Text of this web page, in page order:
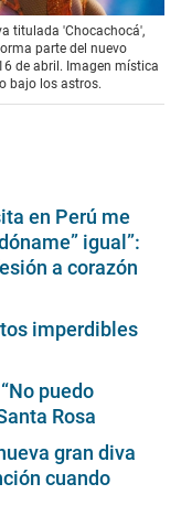
titulada 'Chocachocá',
parte del nuevo
de abril. Imagen mística
bajo los astros.
en Perú me
igual”:
a corazón
imperdibles
puedo
Rosa
gran diva
cuando